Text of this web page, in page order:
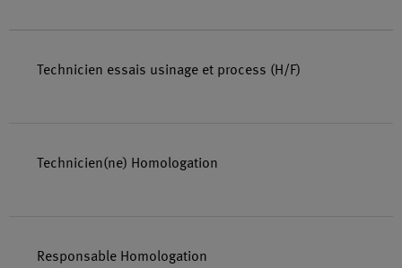
Technicien essais usinage et process (H/F)
Technicien(ne) Homologation
Responsable Homologation